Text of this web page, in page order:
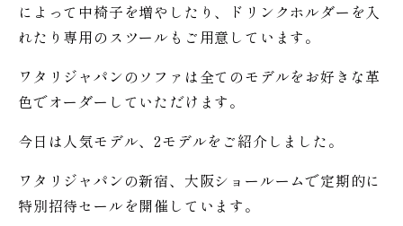
によって中椅子を増やしたり、ドリンクホルダーを入
れたり専用のスツールもご用意しています。
ワタリジャパンのソファは全てのモデルをお好きな革
色でオーダーしていただけます。
今日は人気モデル、2モデルをご紹介しました。
ワタリジャパンの新宿、大阪ショールームで定期的に
特別招待セールを開催しています。